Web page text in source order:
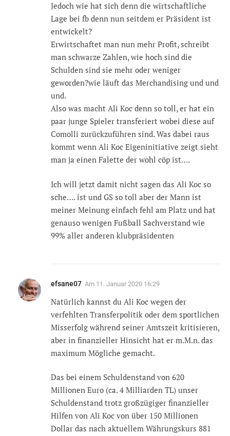
Jedoch wie hat sich denn die wirtschaftliche
Lage bei fb denn nun seitdem er Präsident ist
entwickelt?
Erwirtschaftet man nun mehr Profit, schreibt
man schwarze Zahlen, wie hoch sind die
Schulden sind sie mehr oder weniger
geworden?wie läuft das Merchandising und und
und.
Also was macht Ali Koc denn so toll, er hat ein
paar junge Spieler transferiert wobei diese auf
Comolli zurückzuführen sind. Was dabei raus
kommt wenn Ali Koc Eigeninitiative zeigt sieht
man ja einen Falette der wohl cöp ist….
Ich will jetzt damit nicht sagen das Ali Koc so
sche…. ist und GS so toll aber der Mann ist
meiner Meinung einfach fehl am Platz und hat
genauso wenigen Fußball Sachverstand wie
99% aller anderen klubpräsidenten
efsane07 Am 11. Januar 2020 16:29
Natürlich kannst du Ali Koc wegen der
verfehlten Transferpolitik oder dem sportlichen
Misserfolg während seiner Amtszeit kritisieren,
aber in finanzieller Hinsicht hat er m.M.n. das
maximum Mögliche gemacht.
Das bei einem Schuldenstand von 620
Millionen Euro (ca. 4 Milliarden TL) unser
Schuldenstand trotz großzügiger finanzieller
Hilfen von Ali Koc von über 150 Millionen
Dollar das nach aktuellem Währungskurs 881